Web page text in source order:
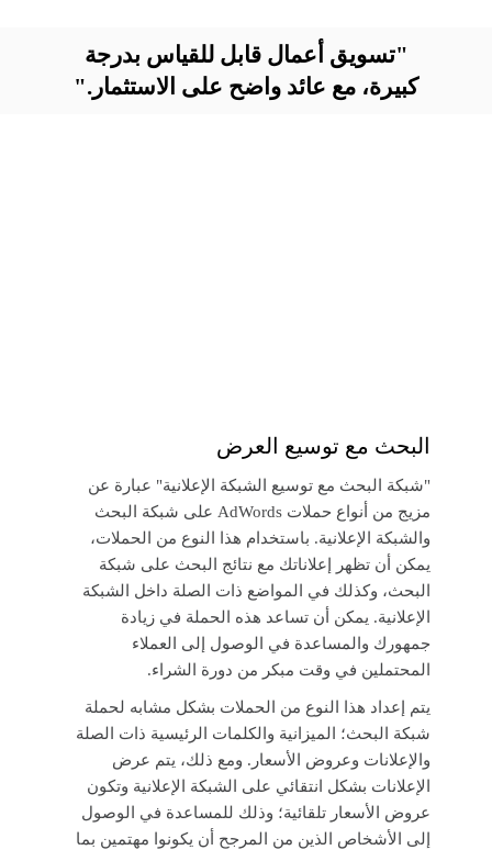
"تسويق أعمال قابل للقياس بدرجة
كبيرة، مع عائد واضح على الاستثمار."
البحث مع توسيع العرض
"شبكة البحث مع توسيع الشبكة الإعلانية" عبارة عن
مزيج من أنواع حملات AdWords على شبكة البحث
والشبكة الإعلانية. باستخدام هذا النوع من الحملات،
يمكن أن تظهر إعلاناتك مع نتائج البحث على شبكة
البحث، وكذلك في المواضع ذات الصلة داخل الشبكة
الإعلانية. يمكن أن تساعد هذه الحملة في زيادة
جمهورك والمساعدة في الوصول إلى العملاء
المحتملين في وقت مبكر من دورة الشراء.
يتم إعداد هذا النوع من الحملات بشكل مشابه لحملة
شبكة البحث؛ الميزانية والكلمات الرئيسية ذات الصلة
والإعلانات وعروض الأسعار. ومع ذلك، يتم عرض
الإعلانات بشكل انتقائي على الشبكة الإعلانية وتكون
عروض الأسعار تلقائية؛ وذلك للمساعدة في الوصول
إلى الأشخاص الذين من المرجح أن يكونوا مهتمين بما